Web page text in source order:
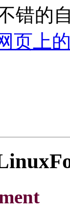
错的
页上